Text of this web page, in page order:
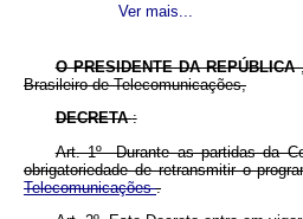
Ver mais...
O PRESIDENTE DA REPÚBLICA
Brasileiro de Telecomunicações,
DECRETA:
Art. 1º Durante as partidas da
obrigatoriedade de retransmitir o
Telecomunicações.